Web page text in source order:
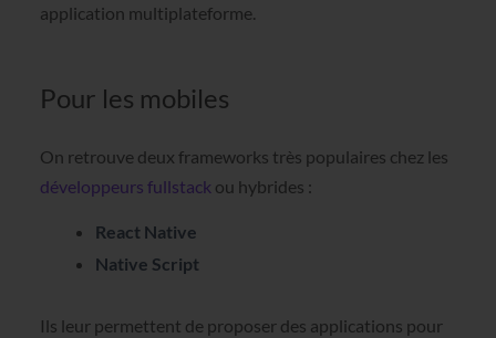
application multiplateforme.
Pour les mobiles
On retrouve deux frameworks très populaires chez les
développeurs fullstack ou hybrides :
React Native
Native Script
Ils leur permettent de proposer des applications pour